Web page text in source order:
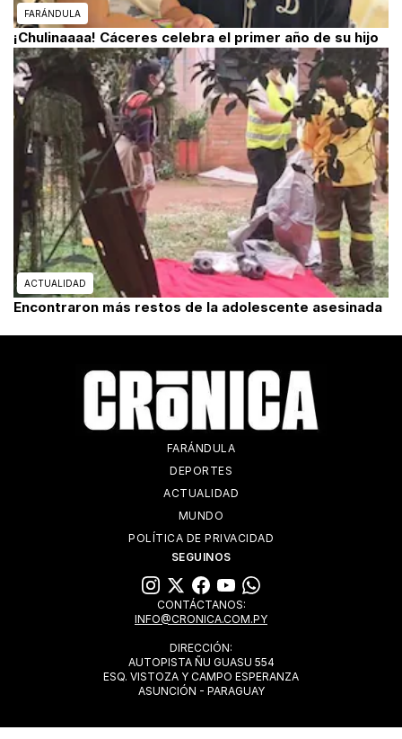
FARÁNDULA
¡Chulinaaaa! Cáceres celebra el primer año de su hijo
ACTUALIDAD
Encontraron más restos de la adolescente asesinada
FARÁNDULA
DEPORTES
ACTUALIDAD
MUNDO
POLÍTICA DE PRIVACIDAD
SEGUINOS
CONTÁCTANOS:
INFO@CRONICA.COM.PY
DIRECCIÓN:
AUTOPISTA ÑU GUASU 554
ESQ. VISTOZA Y CAMPO ESPERANZA
ASUNCIÓN - PARAGUAY